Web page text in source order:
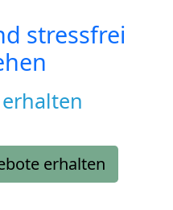
stressfrei
erhalten